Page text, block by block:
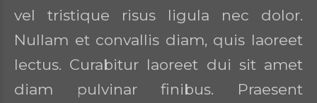
vel tristique risus ligula nec dolor.
Nullam et convallis diam, quis laoreet
lectus. Curabitur laoreet dui sit amet
diam pulvinar finibus. Praesent